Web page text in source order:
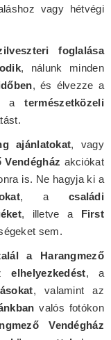
vagy hétvégi
foglalása
, nálunk minden
, és élvezze a
atermészetközeli
ajánlatokat, vagy
Vendégház akciókat
is. Ne hagyja ki a
, a családi
, illetve a
First
sem.
a Harangmező
elhelyezkedést, a
, valamint az
valós fotókon
Vendégház